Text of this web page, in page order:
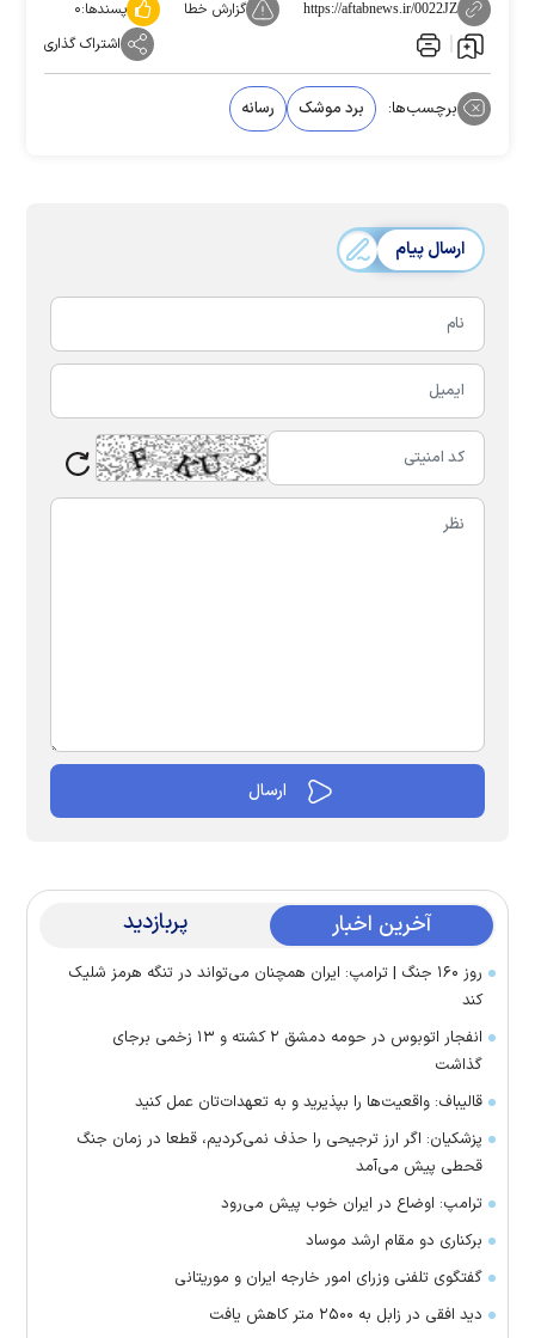
https://aftabnews.ir/0022JZ گزارش خطا پسندها:۰
اشتراک گذاری
برچسب‌ها: برد موشک رسانه
ارسال پیام
آخرین اخبار پربازدید
روز ۱۶۰ جنگ | ترامپ: ایران همچنان می‌تواند در تنگه هرمز شلیک
کند
انفجار اتوبوس در حومه دمشق ۲ کشته و ۱۳ زخمی برجای
گذاشت
قالیباف: واقعیت‌ها را بپذیرید و به تعهدات‌تان عمل کنید
پزشکیان: اگر ارز ترجیحی را حذف نمی‌کردیم، قطعا در زمان جنگ
قحطی پیش می‌آمد
ترامپ: اوضاع در ایران خوب پیش می‌رود
برکناری دو مقام ارشد موساد
گفتگوی تلفنی وزرای امور خارجه ایران و موریتانی
دید افقی در زابل به ۲۵۰۰ متر کاهش یافت